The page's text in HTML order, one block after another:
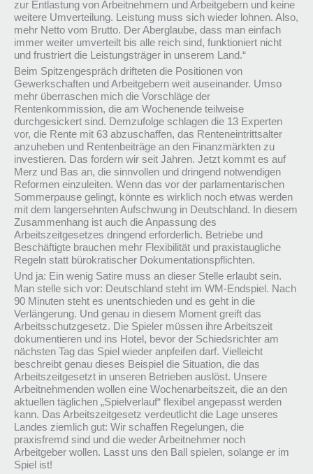
zur Entlastung von Arbeitnehmern und Arbeitgebern und keine
weitere Umverteilung. Leistung muss sich wieder lohnen. Also,
mehr Netto vom Brutto. Der Aberglaube, dass man einfach
immer weiter umverteilt bis alle reich sind, funktioniert nicht
und frustriert die Leistungsträger in unserem Land.“
Beim Spitzengespräch drifteten die Positionen von
Gewerkschaften und Arbeitgebern weit auseinander. Umso
mehr überraschen mich die Vorschläge der
Rentenkommission, die am Wochenende teilweise
durchgesickert sind. Demzufolge schlagen die 13 Experten
vor, die Rente mit 63 abzuschaffen, das Renteneintrittsalter
anzuheben und Rentenbeiträge an den Finanzmärkten zu
investieren. Das fordern wir seit Jahren. Jetzt kommt es auf
Merz und Bas an, die sinnvollen und dringend notwendigen
Reformen einzuleiten. Wenn das vor der parlamentarischen
Sommerpause gelingt, könnte es wirklich noch etwas werden
mit dem langersehnten Aufschwung in Deutschland. In diesem
Zusammenhang ist auch die Anpassung des
Arbeitszeitgesetzes dringend erforderlich. Betriebe und
Beschäftigte brauchen mehr Flexibilität und praxistaugliche
Regeln statt bürokratischer Dokumentationspflichten.
Und ja: Ein wenig Satire muss an dieser Stelle erlaubt sein.
Man stelle sich vor: Deutschland steht im WM-Endspiel. Nach
90 Minuten steht es unentschieden und es geht in die
Verlängerung. Und genau in diesem Moment greift das
Arbeitsschutzgesetz. Die Spieler müssen ihre Arbeitszeit
dokumentieren und ins Hotel, bevor der Schiedsrichter am
nächsten Tag das Spiel wieder anpfeifen darf. Vielleicht
beschreibt genau dieses Beispiel die Situation, die das
Arbeitszeitgesetzt in unseren Betrieben auslöst. Unsere
Arbeitnehmenden wollen eine Wochenarbeitszeit, die an den
aktuellen täglichen „Spielverlauf“ flexibel angepasst werden
kann. Das Arbeitszeitgesetz verdeutlicht die Lage unseres
Landes ziemlich gut: Wir schaffen Regelungen, die
praxisfremd sind und die weder Arbeitnehmer noch
Arbeitgeber wollen. Lasst uns den Ball spielen, solange er im
Spiel ist!